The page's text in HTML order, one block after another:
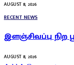
AUGUST 8, 2026
RECENT NEWS
இளஞ்சிவப்பு நிற
AUGUST 8, 2026